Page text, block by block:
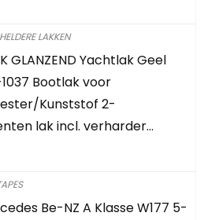
LAKKEN
GLANZEND Yachtlak Geel
1037 Bootlak voor
Kunststof 2-
lak incl. verharder…
Be-NZ A Klasse W177 5-